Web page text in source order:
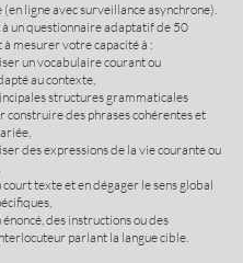
ligne avec surveillance asynchrone).
un questionnaire adaptatif de 50
mesurer votre capacité à :
un vocabulaire courant ou
au contexte,
structures grammaticales
construire des phrases cohérentes et
des expressions de la vie courante ou
texte et en dégager le sens global
des instructions ou des
parlant la langue cible.